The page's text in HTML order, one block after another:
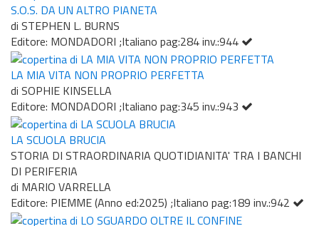
S.O.S. DA UN ALTRO PIANETA
di STEPHEN L. BURNS
Editore: MONDADORI ;Italiano pag:284 inv.:944
LA MIA VITA NON PROPRIO PERFETTA
di SOPHIE KINSELLA
Editore: MONDADORI ;Italiano pag:345 inv.:943
LA SCUOLA BRUCIA
STORIA DI STRAORDINARIA QUOTIDIANITA' TRA I BANCHI
DI PERIFERIA
di MARIO VARRELLA
Editore: PIEMME (Anno ed:2025) ;Italiano pag:189 inv.:942